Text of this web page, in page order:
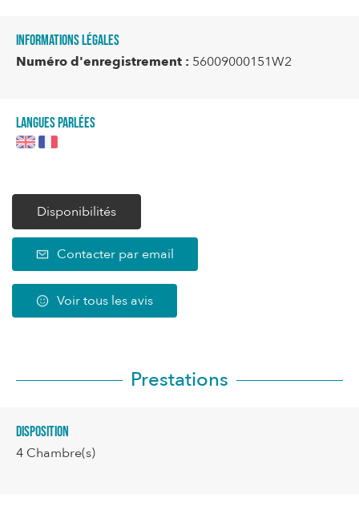
Informations légales
Numéro d'enregistrement : 56009000151W2
Langues parlées
Disponibilités
Contacter par email
Voir tous les avis
Prestations
Disposition
4 Chambre(s)